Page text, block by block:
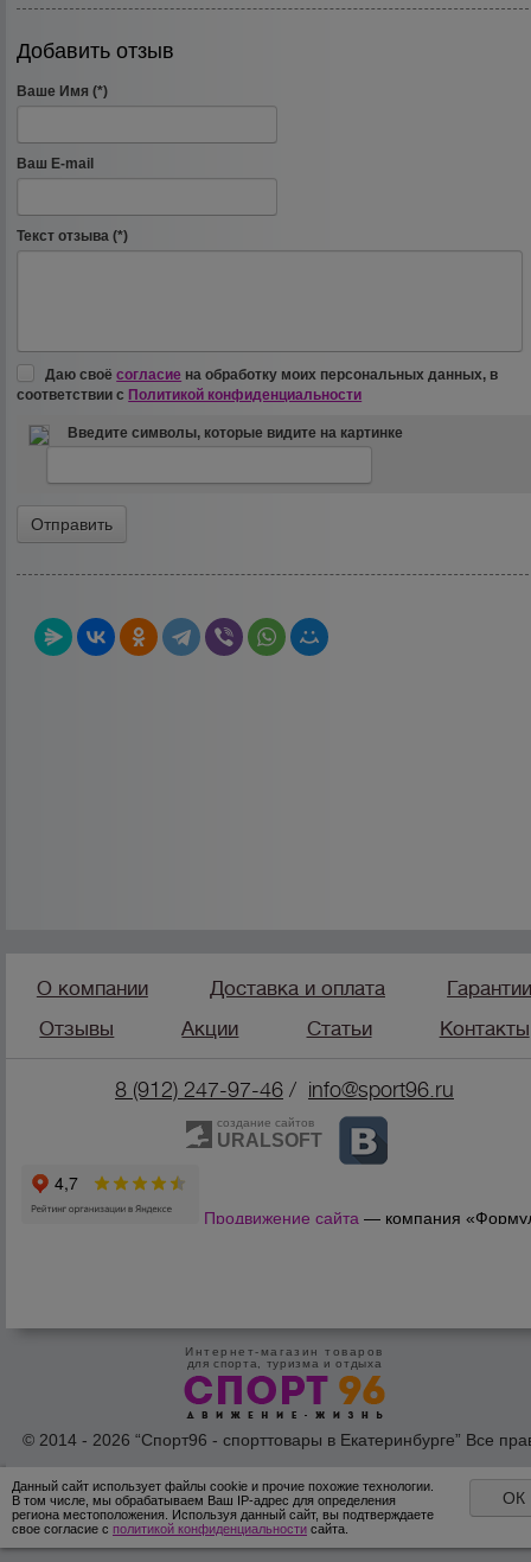
Добавить отзыв
Ваше Имя (*)
Ваш E-mail
Текст отзыва (*)
Даю своёсогласие на обработку моих персональных данных, в
соответствии с Политикой конфиденциальности
Введите символы, которые видите на картинке
О компании Доставка и оплата
Отзывы
Акции Статьи Контакты
8 (912) 247-97-46 / info@sport96.ru
создание сайтов
URALSOFT
Продвижение сайта — компания
Интернет-магазин товаров
для спорта, туризма и отдыха
© 2014 - 2026 “Спорт96 - спорттовары в Екатеринбурге” Все
Данный сайт использует файлы cookie и прочие похожие технологии.
В том числе, мы обрабатываем Ваш IP-адрес для определения
региона местоположения. Используя данный сайт, вы подтверждаете
свое согласие с политикой конфиденциальности сайта.
ОК